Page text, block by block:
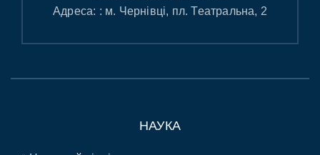
Адреса: : м. Чернівці, пл. Театральна, 2
НАУКА